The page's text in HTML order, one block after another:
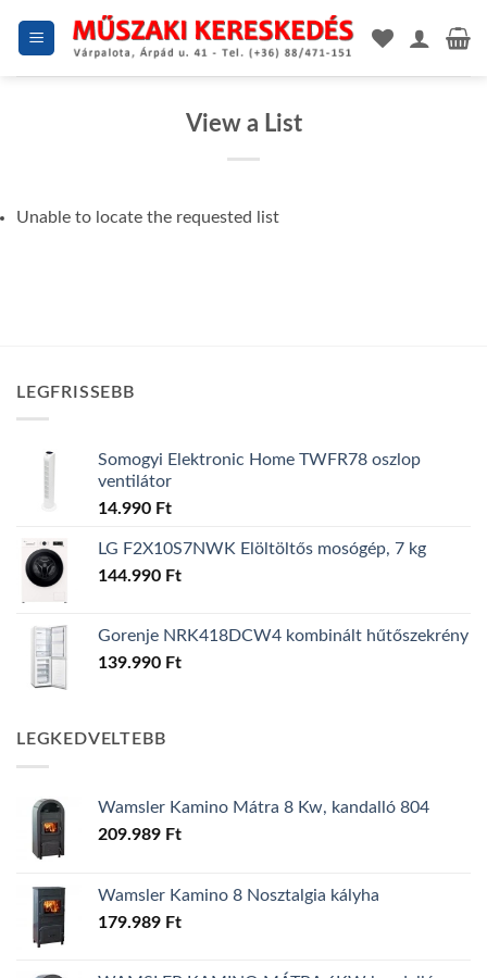
View a List
Unable to locate the requested list
LEGFRISSEBB
Somogyi Elektronic Home TWFR78 oszlop
ventilátor
14.990 Ft
LG F2X10S7NWK Elöltöltős mosógép, 7 kg
144.990 Ft
Gorenje NRK418DCW4 kombinált hűtőszekrény
139.990 Ft
LEGKEDVELTEBB
Wamsler Kamino Mátra 8 Kw, kandalló 804
209.989 Ft
Wamsler Kamino 8 Nosztalgia kályha
179.989 Ft